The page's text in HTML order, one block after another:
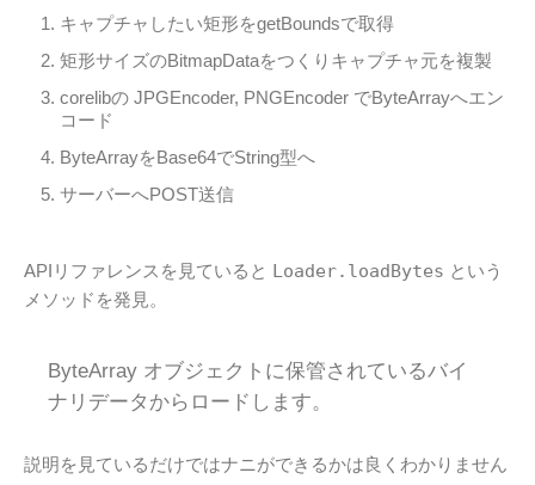
キャプチャしたい矩形をgetBoundsで取得
矩形サイズのBitmapDataをつくりキャプチャ元を複製
corelibの JPGEncoder, PNGEncoder でByteArrayへエン
コード
ByteArrayをBase64でString型へ
サーバーへPOST送信
APIリファレンスを見ていると Loader.loadBytes という
メソッドを発見。
ByteArray オブジェクトに保管されているバイ
ナリデータからロードします。
説明を見ているだけではナニができるかは良くわかりません